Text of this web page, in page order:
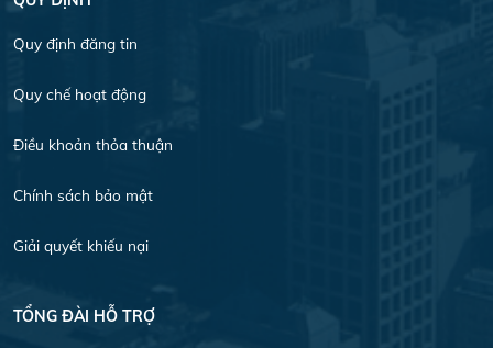
Quy định đăng tin
Quy chế hoạt động
Điều khoản thỏa thuận
Chính sách bảo mật
Giải quyết khiếu nại
TỔNG ĐÀI HỖ TRỢ